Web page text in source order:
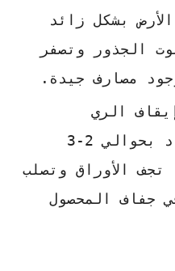
بشكل زائد
الجذور وتصفر
مصارف جيدة.
الري
(الفطام) قبل الحصاد بحوالي 2-3
الأوراق وتصلب
جفاف المحصول